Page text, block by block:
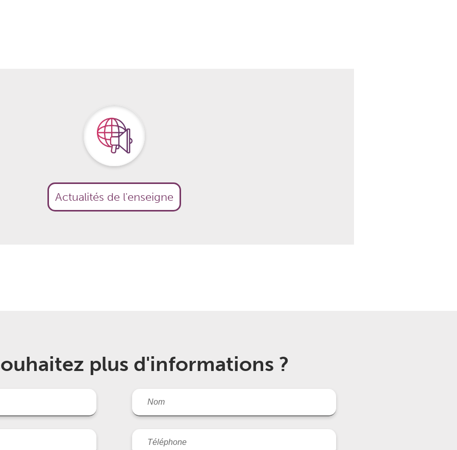
Actualités de l'enseigne
plus d'informations ?